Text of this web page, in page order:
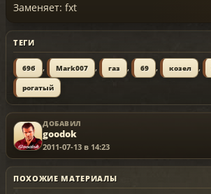
Заменяет: fxt
ТЕГИ
69б , Mark007 , газ , 69 , козел ,
рогатый
ДОБАВИЛ
goodok
2011-07-13 в 14:23
ПОХОЖИЕ МАТЕРИАЛЫ